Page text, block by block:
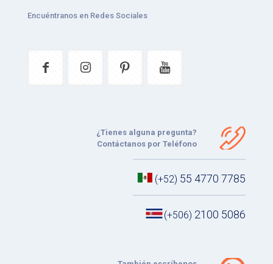
Encuéntranos en Redes Sociales
¿Tienes alguna pregunta?
Contáctanos por Teléfono
(+52) 55 4770 7785
(+506) 2100 5086